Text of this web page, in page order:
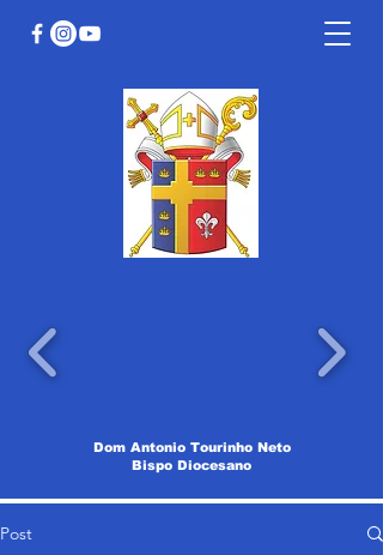
Dom Antonio Tourinho Neto
Bispo Diocesano
Post